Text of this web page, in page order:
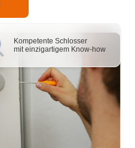
Kompetente Schlosser
mit einzigartigem Know-how